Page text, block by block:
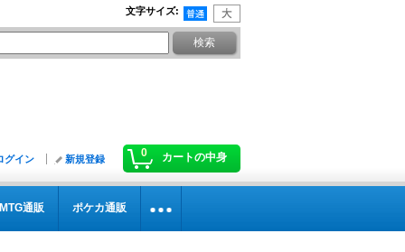
文字サイズ:
0 カートの中身
グイン 新規登録
MTG通販 ポケカ通販